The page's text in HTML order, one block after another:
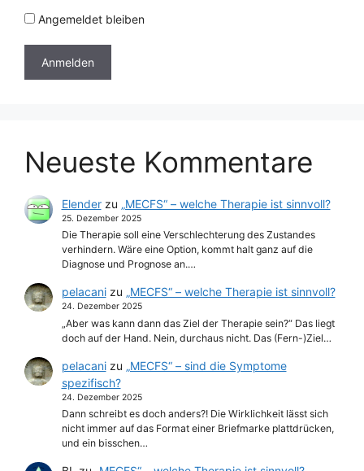
Angemeldet bleiben
Neueste Kommentare
Elenderzu „MECFS“ – welche Therapie ist sinnvoll?
25. Dezember 2025
Die Therapie soll eine Verschlechterung des Zustandes
verhindern. Wäre eine Option, kommt halt ganz auf die
Diagnose und Prognose an.…
pelacanizu „MECFS“ – welche Therapie ist sinnvoll?
24. Dezember 2025
„Aber was kann dann das Ziel der Therapie sein?“ Das liegt
doch auf der Hand. Nein, durchaus nicht. Das (Fern-)Ziel…
pelacanizu „MECFS“ – sind die Symptome
spezifisch?
24. Dezember 2025
Dann schreibt es doch anders?! Die Wirklichkeit lässt sich
nicht immer auf das Format einer Briefmarke plattdrücken,
und ein bisschen…